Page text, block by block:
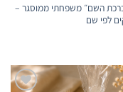
השם״ משפחתי ממוסגר –
לפי שם